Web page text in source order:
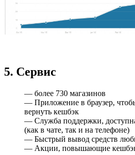
5. Сервис
— более 730 магазинов
— Приложение в браузер,
вернуть кешбэк
— Служба поддержки,
(как в чате, так и на телефоне)
— Быстрый вывод средств
— Акции, повышающие кешбэк